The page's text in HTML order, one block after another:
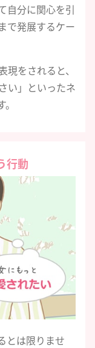
自分に関心を引
で発展するケー
をされると、
い」といったネ
行動
とは限りませ